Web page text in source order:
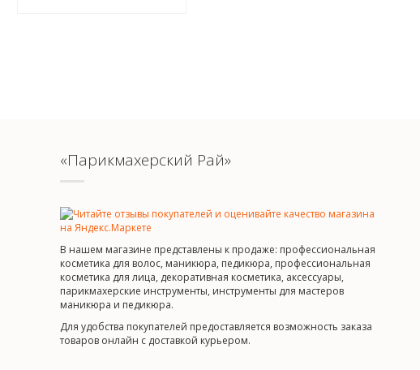
«Парикмахерский Рай»
В нашем магазине представлены к продаже: профессиональная
косметика для волос, маникюра, педикюра, профессиональная
косметика для лица, декоративная косметика, аксессуары,
парикмахерские инструменты, инструменты для мастеров
маникюра и педикюра.
Для удобства покупателей предоставляется возможность заказа
товаров онлайн с доставкой курьером.